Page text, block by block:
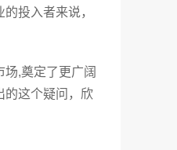
投入者来说，
,奠定了更广阔
的这个疑问，欣